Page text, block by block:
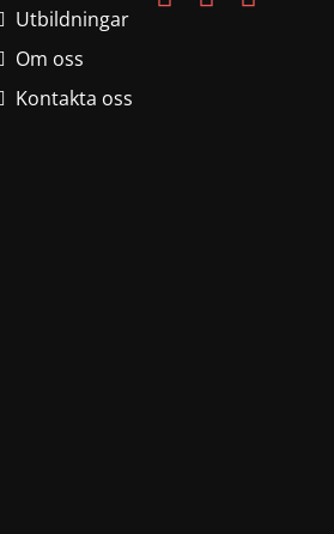
Utbildningar
Om oss
Kontakta oss